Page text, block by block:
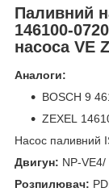
Паливний
146100-
насоса VE
Аналоги:
BOSCH 9
ZEXEL
Насос паливний
Двигун: NP-
Розпилювач: